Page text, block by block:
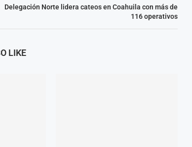
Delegación Norte lidera cateos en Coahuila con más de
116 operativos
LIKE